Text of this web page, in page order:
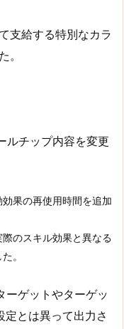
支給する特別なカラ
。
ルチップ内容を変更
果の再使用時間を追加
のスキル効果と異なる
。
ゲットやターゲッ
定とは異って出力さ